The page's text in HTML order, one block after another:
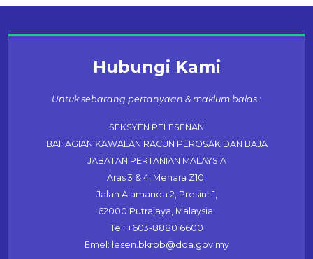
Hubungi Kami
Untuk sebarang pertanyaan & maklum balas :
SEKSYEN PELESENAN
BAHAGIAN KAWALAN RACUN PEROSAK DAN BAJA
JABATAN PERTANIAN MALAYSIA
Aras 3 & 4, Menara Z10,
Jalan Alamanda 2, Presint 1,
62000 Putrajaya, Malaysia.
Tel: +603-8880 6600
Emel: lesen.bkrpb@doa.gov.my